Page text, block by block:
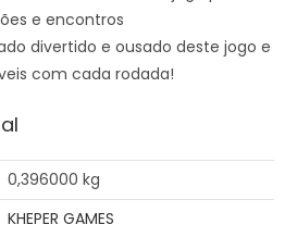
e encontros
divertido e ousado deste jogo e
com cada rodada!
0,396000 kg
KHEPER GAMES